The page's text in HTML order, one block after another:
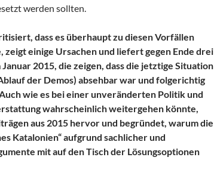
werden sollten.
dass es überhaupt zu diesen Vorfällen
zeigt einige Ursachen und liefert gegen Ende drei
2015, die zeigen, dass die jetztige Situation
der Demos) absehbar war und folgerichtig
wie es bei einer unveränderten Politik und
wahrscheinlich weitergehen könnte,
aus 2015 hervor und begründet, warum die
Katalonien“ aufgrund sachlicher und
mit auf den Tisch der Lösungsoptionen